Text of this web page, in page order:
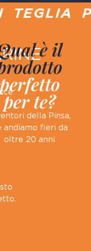
è il
per te?
della Pinsa,
andiamo fieri da
oltre 20 anni